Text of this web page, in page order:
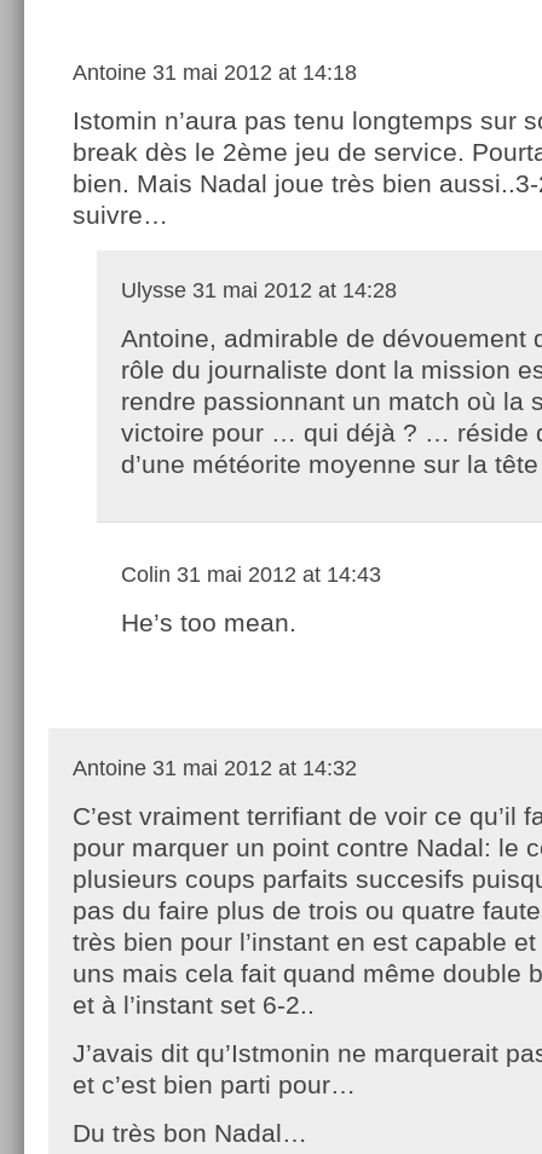
Antoine 31 mai 2012 at 14:18
Istomin n’aura pas tenu longtemps sur
break dès le 2ème jeu de service.
bien. Mais Nadal joue très bien
suivre…
Ulysse 31 mai 2012 at 14:28
Antoine, admirable de dévouement
rôle du journaliste dont la mission
rendre passionnant un match où la
victoire pour … qui déjà ? … réside
d’une météorite moyenne sur la
Colin 31 mai 2012 at 14:43
He’s too mean.
Antoine 31 mai 2012 at 14:32
C’est vraiment terrifiant de voir ce qu’il
pour marquer un point contre Nadal: le
plusieurs coups parfaits succesifs
pas du faire plus de trois ou quatre
très bien pour l’instant en est capable
uns mais cela fait quand même double
et à l’instant set 6-2..
J’avais dit qu’Istmonin ne marquerait
et c’est bien parti pour…
Du très bon Nadal…